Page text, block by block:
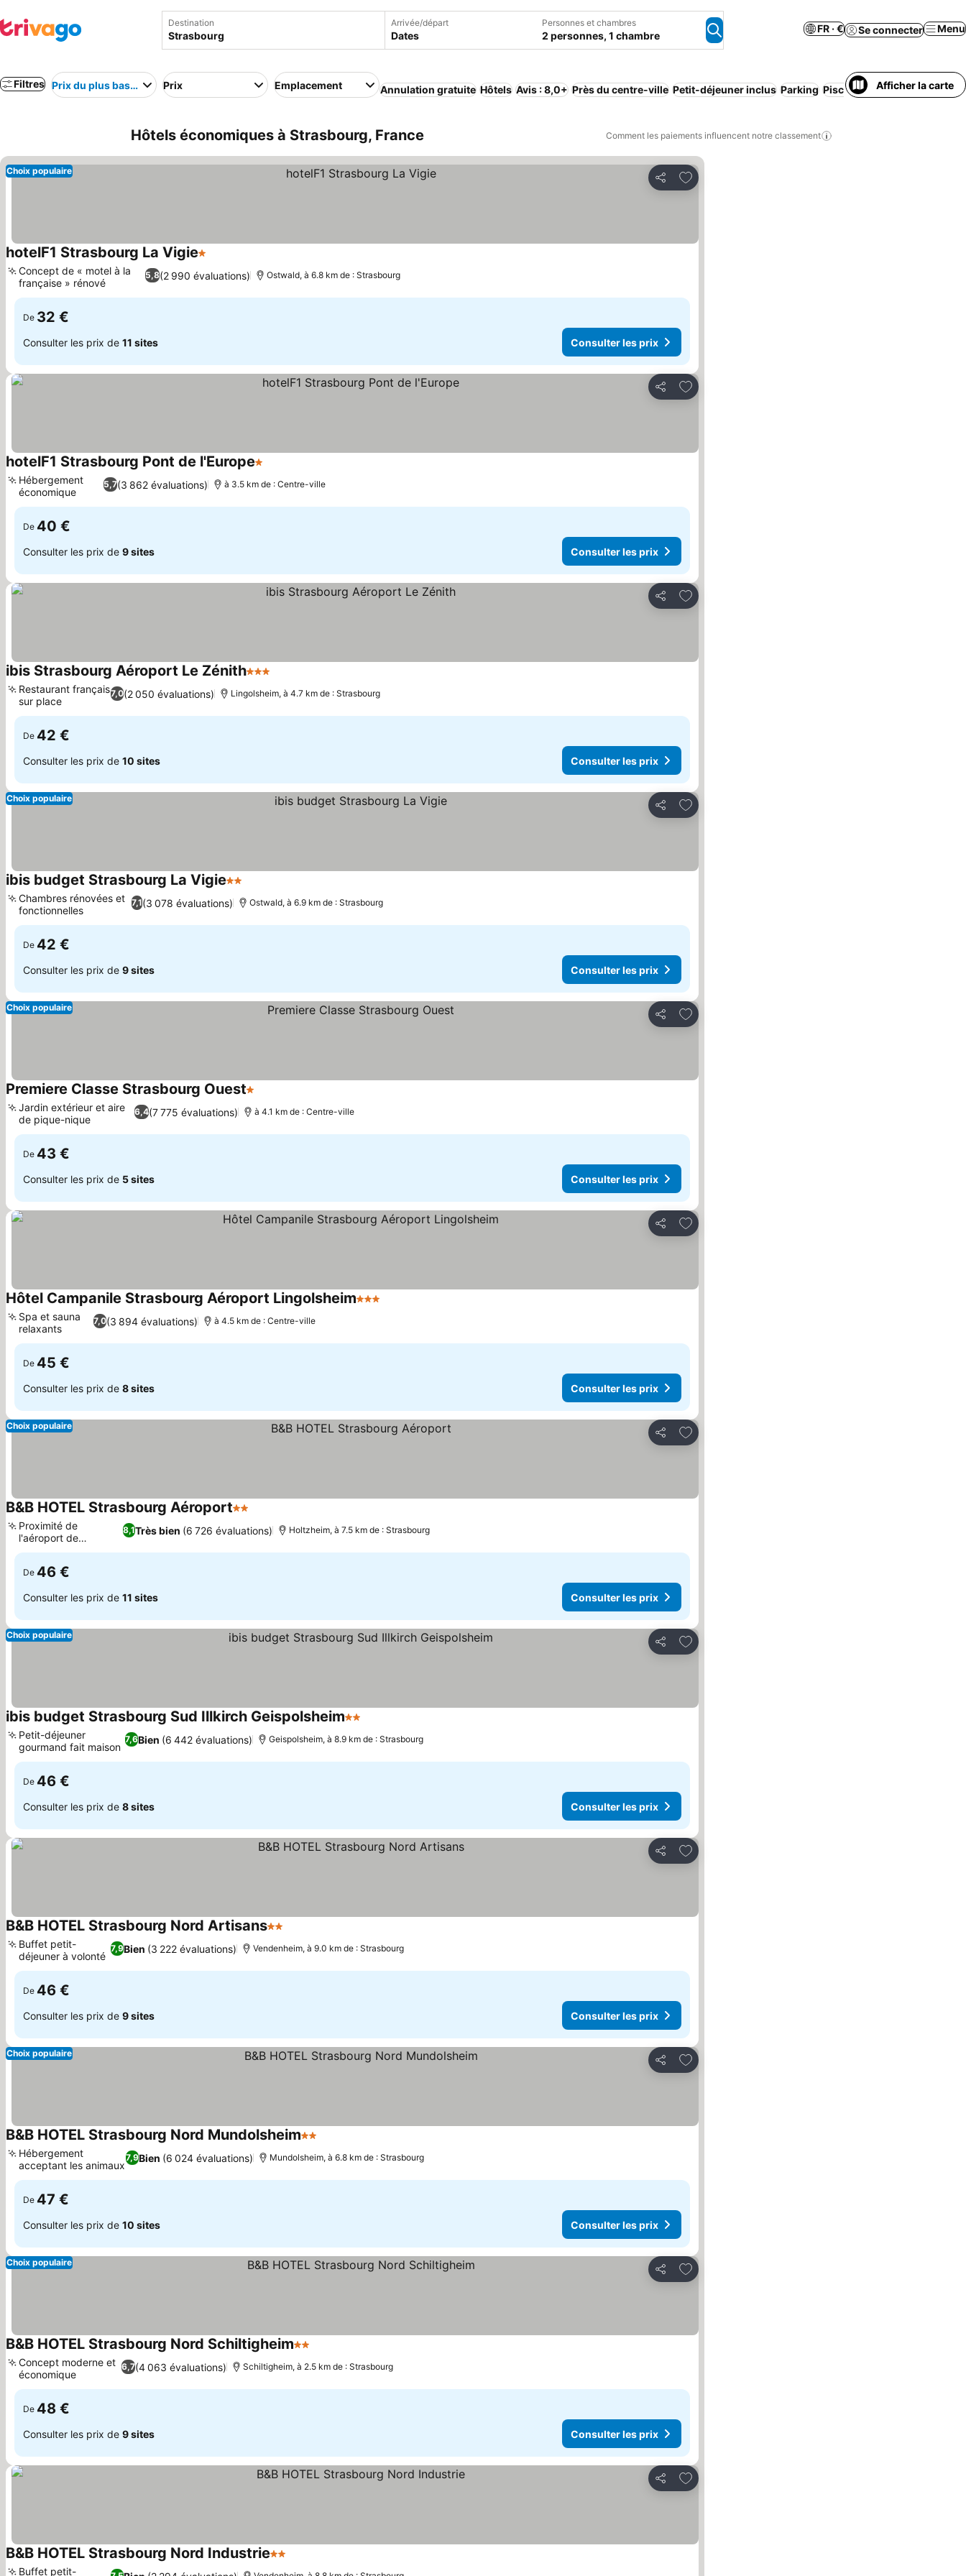
Destination Arrivée/départ
Dates
Personnes et chambres
2 personnes, 1 chambre
FR · € Se connecter Menu
Filtres Prix du plus bas au plus élevé
Prix Emplacement Annulation gratuite Hôtels Avis : 8,0+ Près du centre-ville Petit-déjeuner inclus Parking Piscine Appart'hôtel
Afficher la carte
Hôtels économiques à Strasbourg, France Comment les paiements influencent notre classement
Partager
Ajouter à mes favoris
Choix populaire
hotelF1 Strasbourg La Vigie1 Étoiles
5,8(2 990 évaluations)
Concept de « motel à la
française » rénové
Ostwald, à 6.8 km de : Strasbourg
De 32 €
Consulter les prix de 11 sites Consulter les prix
Partager
Ajouter à mes favoris
hotelF1 Strasbourg Pont de l'Europe1 Étoiles
5,7(3 862 évaluations)
Hébergement
économique
à 3.5 km de : Centre-ville
De 40 €
Consulter les prix de 9 sites Consulter les prix
Partager
Ajouter à mes favoris
ibis Strasbourg Aéroport Le Zénith3 Étoiles
7,0(2 050 évaluations)
Restaurant français
sur place
Lingolsheim, à 4.7 km de : Strasbourg
De 42 €
Consulter les prix de 10 sites Consulter les prix
Partager
Ajouter à mes favoris
Choix populaire
ibis budget Strasbourg La Vigie2 Étoiles
7,1(3 078 évaluations)
Chambres rénovées et
fonctionnelles
Ostwald, à 6.9 km de : Strasbourg
De 42 €
Consulter les prix de 9 sites Consulter les prix
Partager
Ajouter à mes favoris
Choix populaire
Premiere Classe Strasbourg Ouest1 Étoiles
6,4(7 775 évaluations)
Jardin extérieur et aire
de pique-nique
à 4.1 km de : Centre-ville
De 43 €
Consulter les prix de 5 sites Consulter les prix
Partager
Ajouter à mes favoris
Hôtel Campanile Strasbourg Aéroport Lingolsheim3 Étoiles
7,0(3 894 évaluations)
Spa et sauna
relaxants
à 4.5 km de : Centre-ville
De 45 €
Consulter les prix de 8 sites Consulter les prix
Partager
Ajouter à mes favoris
Choix populaire
B&B HOTEL Strasbourg Aéroport2 Étoiles
8,1Très bien (6 726 évaluations)
Proximité de
l'aéroport de
Strasbourg
Holtzheim, à 7.5 km de : Strasbourg
De 46 €
Consulter les prix de 11 sites Consulter les prix
Partager
Ajouter à mes favoris
Choix populaire
ibis budget Strasbourg Sud Illkirch Geispolsheim2 Étoiles
7,6Bien (6 442 évaluations)
Petit-déjeuner
gourmand fait maison
Geispolsheim, à 8.9 km de : Strasbourg
De 46 €
Consulter les prix de 8 sites Consulter les prix
Partager
Ajouter à mes favoris
B&B HOTEL Strasbourg Nord Artisans2 Étoiles
7,9Bien (3 222 évaluations)
Buffet petit-
déjeuner à volonté
Vendenheim, à 9.0 km de : Strasbourg
De 46 €
Consulter les prix de 9 sites Consulter les prix
Partager
Ajouter à mes favoris
Choix populaire
B&B HOTEL Strasbourg Nord Mundolsheim2 Étoiles
7,9Bien (6 024 évaluations)
Hébergement
acceptant les animaux
Mundolsheim, à 6.8 km de : Strasbourg
De 47 €
Consulter les prix de 10 sites Consulter les prix
Partager
Ajouter à mes favoris
Choix populaire
B&B HOTEL Strasbourg Nord Schiltigheim2 Étoiles
6,7(4 063 évaluations)
Concept moderne et
économique
Schiltigheim, à 2.5 km de : Strasbourg
De 48 €
Consulter les prix de 9 sites Consulter les prix
Partager
Ajouter à mes favoris
B&B HOTEL Strasbourg Nord Industrie2 Étoiles
Buffet petit-